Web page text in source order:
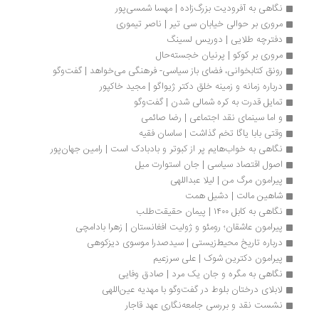
نگاهی به آفرودیت بزرگ‌زاده | مهسا شمسی‌پور
مروری بر حوالی خیابان سی تیر | ناصر تیموری
دفترچه طلایی | دوریس لسینگ
مروری بر کوکو | پرنیان خجسته‌حال
رونق کتابخوانی، فضای باز سیاسی- فرهنگی می‌خواهد | گفت‌وگو
درباره زمانه و زمینه خلق دکتر ژیواگو | مجید خاکپور
تمایل قدرت به کره شمالی شدن | گفت‌وگو
و اما سینمای نقد اجتماعی | رضا صائمی
وقتی بابا یاگا تخم گذاشت | ساسان فقیه
نگاهی به خواب‌هایم پر از کبوتر و بادبادک است | رامین جهان‌پور
اصول اقتصاد سیاسی | جان استوارت میل
پیرامون مرگ من | لیلا عبداللهی
شاهین مالت | دشیل همت
نگاهی به کابل ۱۴۰۰ | پیمان حقیقت‌طلب
پیرامون عاشقان؛ رومئو و ژولیت افغانستان | زهرا بادامچی
درباره تاریخ محیط‌‌زیستی | سیدصدرا موسوی دیزکوهی
پیرامون دکترین شوک | علی سرزعیم
نگاهی به مگره و جان یک مرد | صادق وفایی
لابلای درختان بلوط در گفت‌وگو با مهدیه عین‌اللهی
نشست نقد و بررسی جامعه‌نگاری عهد قاجار